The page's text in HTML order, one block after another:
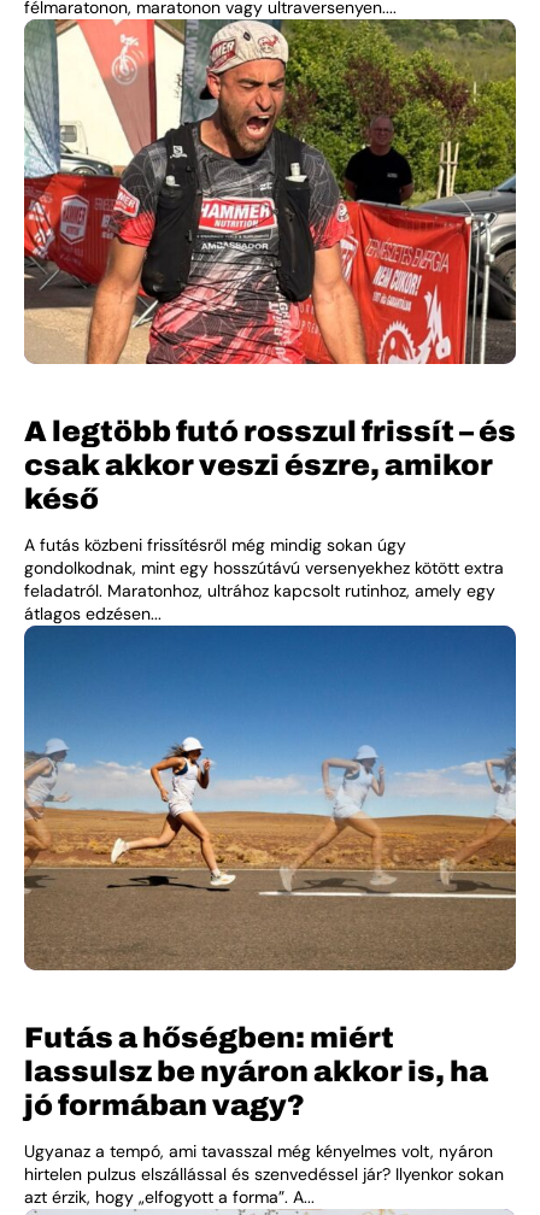
félmaratonon, maratonon vagy ultraversenyen....
A legtöbb futó rosszul frissít – és
csak akkor veszi észre, amikor
késő
A futás közbeni frissítésről még mindig sokan úgy
gondolkodnak, mint egy hosszútávú versenyekhez kötött extra
feladatról. Maratonhoz, ultrához kapcsolt rutinhoz, amely egy
átlagos edzésen...
Futás a hőségben: miért
lassulsz be nyáron akkor is, ha
jó formában vagy?
Ugyanaz a tempó, ami tavasszal még kényelmes volt, nyáron
hirtelen pulzus elszállással és szenvedéssel jár? Ilyenkor sokan
azt érzik, hogy „elfogyott a forma”. A...